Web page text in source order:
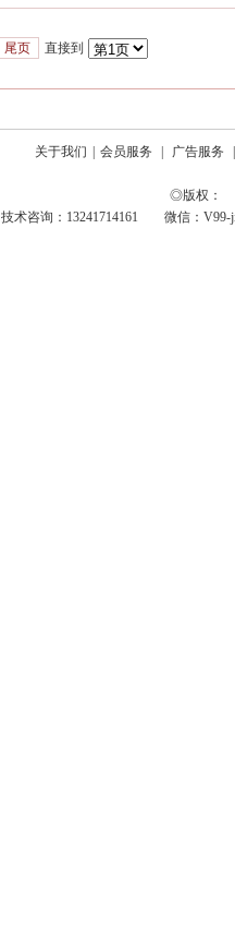
尾页 直接到
关于我们 会员服务 广告服务
◎版权：
技术咨询：13241714161 微信：V99-